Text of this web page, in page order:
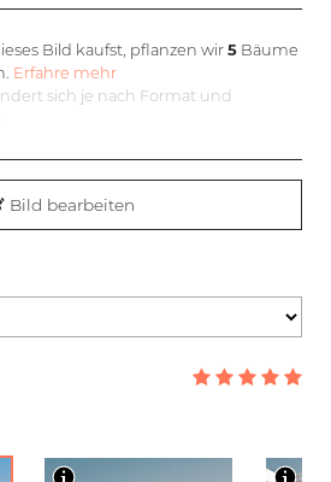
Bild kaufst, pflanzen wir5 Bäume
Erfahre mehr
sich je nach Format und
Bild bearbeiten